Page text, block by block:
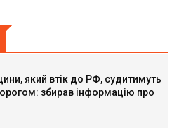
який втік до РФ, судитимуть
збирав інформацію про